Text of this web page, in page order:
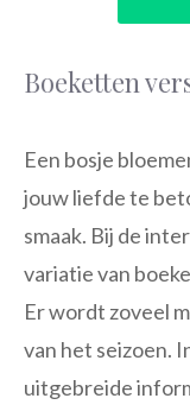
Boeketten
Een bosje
jouw liefde te
smaak. Bij de
variatie van
Er wordt zoveel
van het seizoen.
uitgebreide